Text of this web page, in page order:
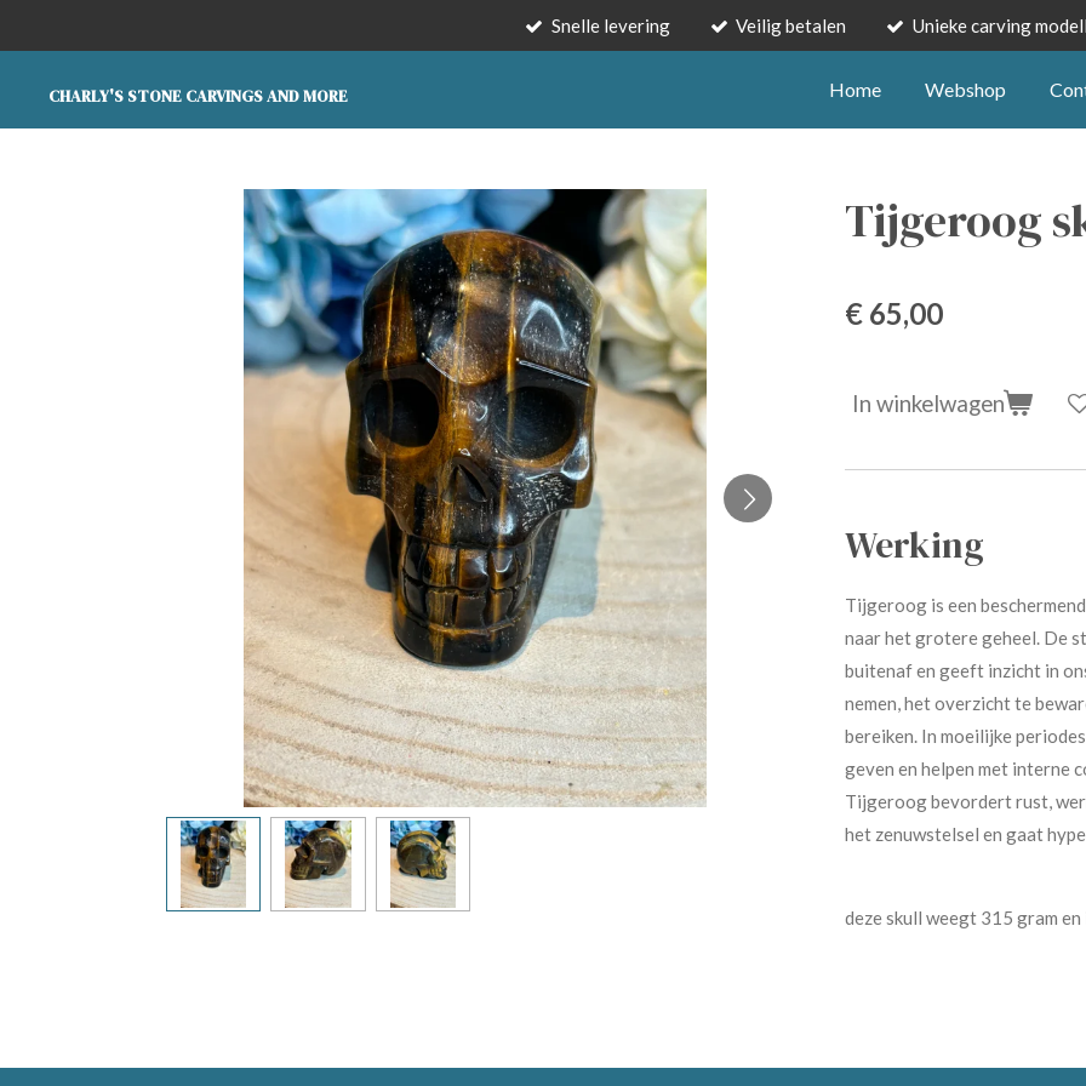
de
Snelle levering Veilig betalen Unieke carving
CHARLY'S STONE CARVINGS AND MORE Home Webshop
Tijgeroog
€ 65,00
In winkelwagen
Werking
Tijgeroog is een
naar het grotere geheel. De
buitenaf en geeft inzicht in
nemen, het overzicht te
bereiken. In moeilijke
geven en helpen met interne
Tijgeroog bevordert rust,
het zenuwstelsel en gaat
deze skull weegt 315 gram en